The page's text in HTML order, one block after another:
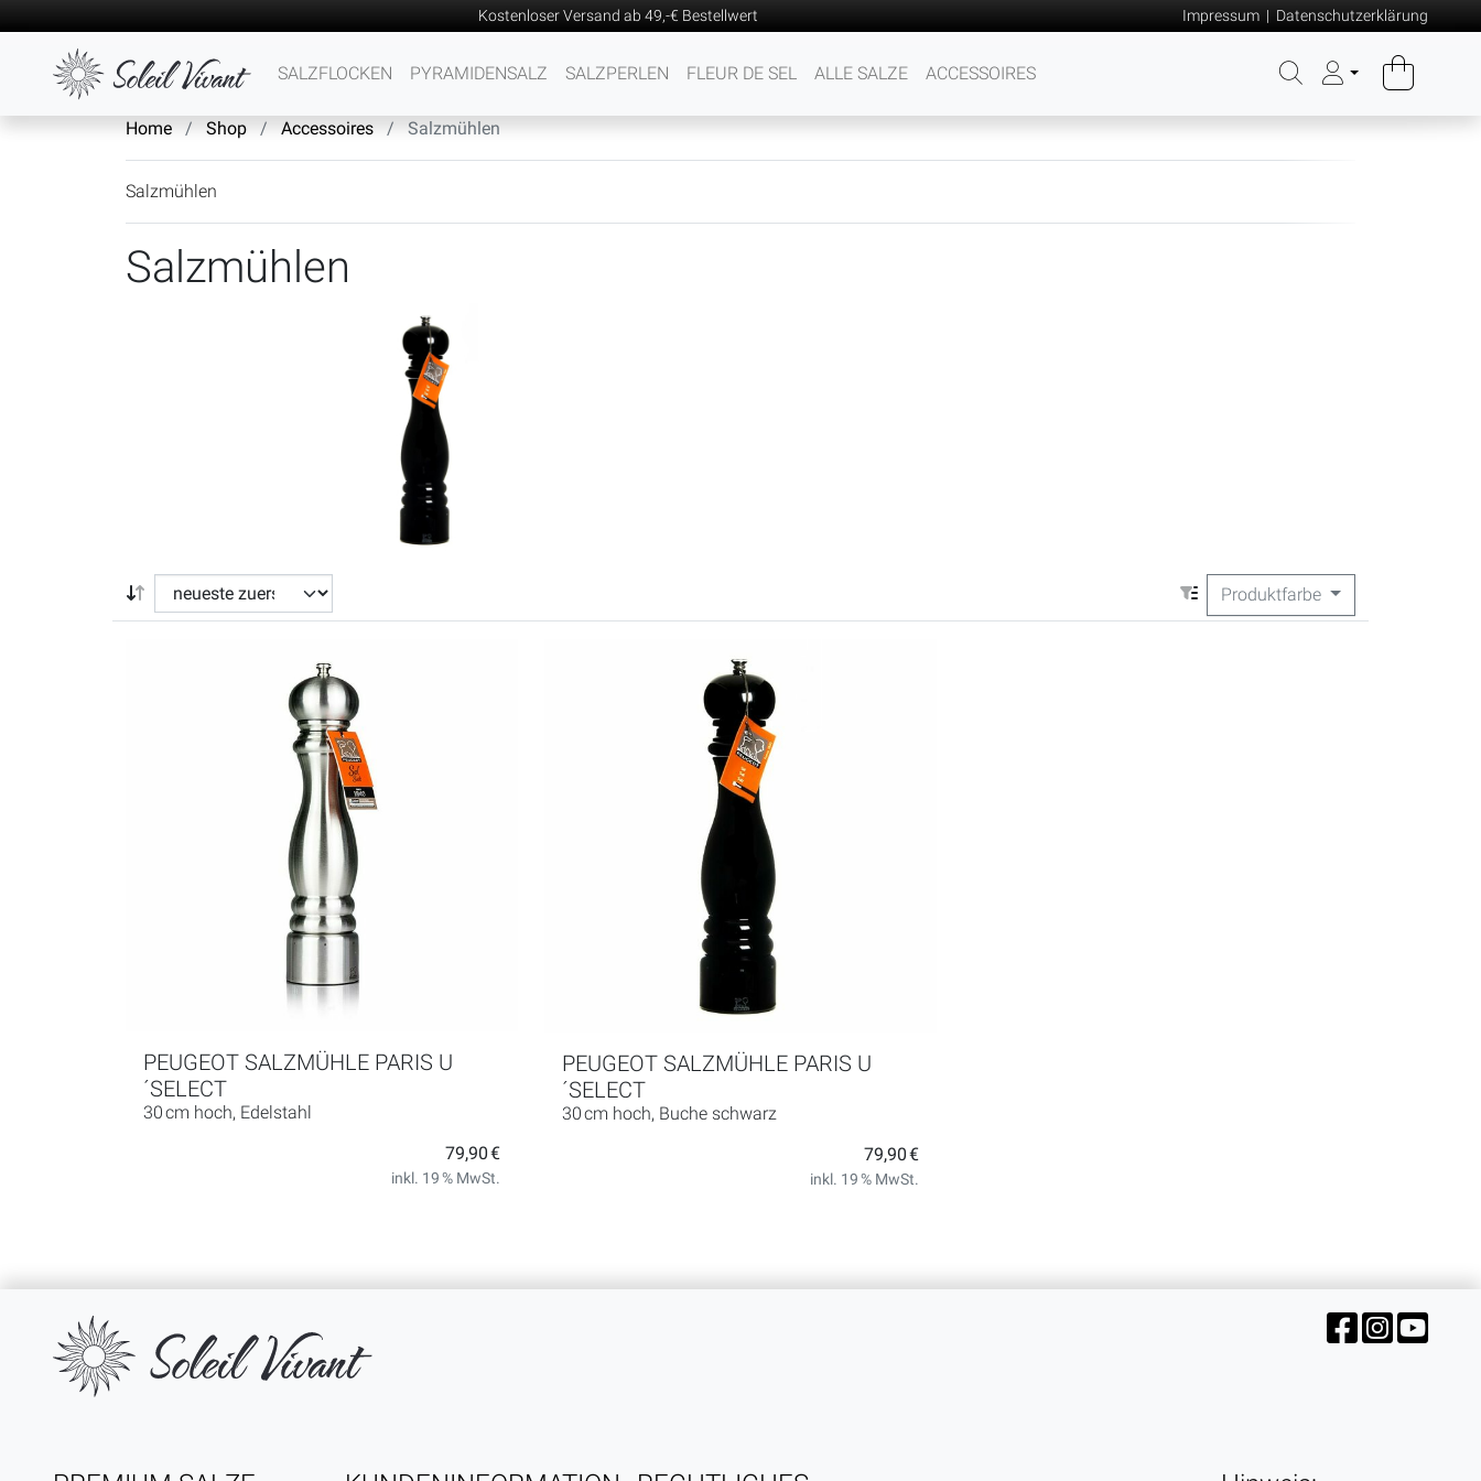
Kostenloser Versand ab 49,-€ Bestellwert Impressum | Datenschutzerklärung
SALZFLOCKEN PYRAMIDENSALZ SALZPERLEN FLEUR DE SEL ALLE SALZE ACCESSOIRES
Home Shop Accessoires Salzmühlen
Salzmühlen
Salzmühlen
Produktfarbe
PEUGEOT SALZMÜHLE PARIS U
´SELECT
30 cm hoch, Edelstahl
79,90 €
inkl. 19 % MwSt.
PEUGEOT SALZMÜHLE PARIS U
´SELECT
30 cm hoch, Buche schwarz
79,90 €
inkl. 19 % MwSt.